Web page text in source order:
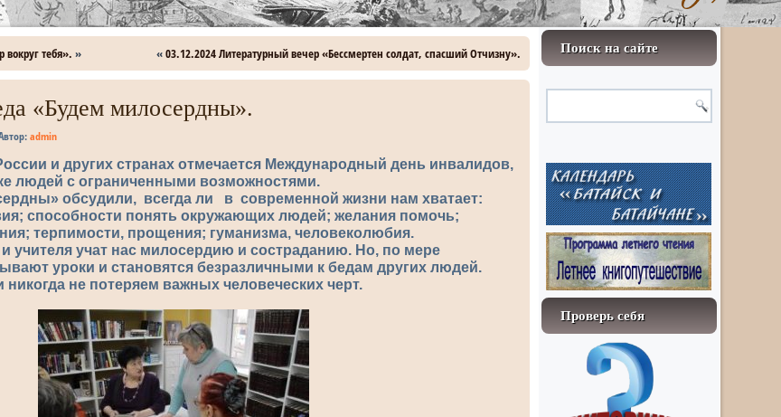
тебя». » «03.12.2024 Литературный вечер «Бессмертен солдат, спасший Отчизну».
«Будем милосердны».
admin
и других странах отмечается Международный день инвалидов,
людей с ограниченными возможностями.
обсудили, всегда ли в современной жизни нам хватает:
способности понять окружающих людей; желания помочь;
терпимости, прощения; гуманизма, человеколюбия.
учителя учат нас милосердию и состраданию. Но, по мере
уроки и становятся безразличными к бедам других людей.
не потеряем важных человеческих черт.
Поиск на сайте
Проверь себя